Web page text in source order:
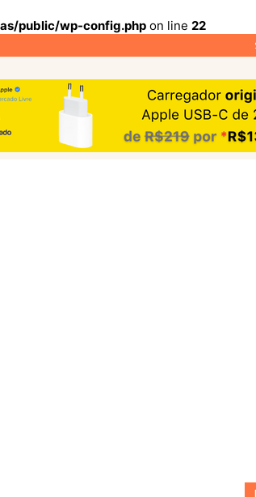
public/wp-config.php on line 22